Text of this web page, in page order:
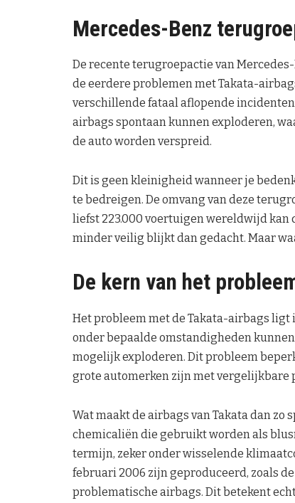
Mercedes-Benz
De recente terugroepactie van
de eerdere problemen met Takata-
verschillende fataal aflopende
airbags spontaan kunnen exploderen,
de auto worden verspreid.
Dit is geen kleinigheid wanneer je
te bedreigen. De omvang van deze
liefst 223.000 voertuigen wereldwijd kan
minder veilig blijkt dan gedacht. Maar
De kern van het
Het probleem met de Takata-airbags
onder bepaalde omstandigheden
mogelijk exploderen. Dit probleem
grote automerken zijn met vergelijkbare
Wat maakt de airbags van Takata dan zo
chemicaliën die gebruikt worden als
termijn, zeker onder wisselende
februari 2006 zijn geproduceerd, zoals
problematische airbags. Dit betekent